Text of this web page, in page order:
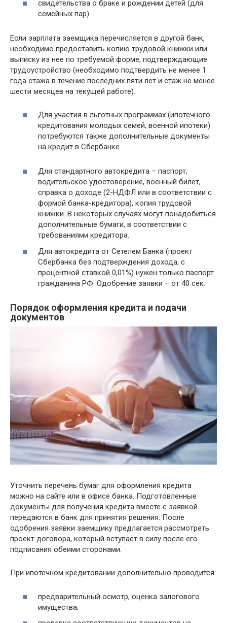
свидетельства о браке и рождении детей (для
семейных пар).
Если зарплата заемщика перечисляется в другой банк,
необходимо предоставить копию трудовой книжки или
выписку из нее по требуемой форме, подтверждающие
трудоустройство (необходимо подтвердить не менее 1
года стажа в течение последних пяти лет и стаж не менее
шести месяцев на текущей работе).
Для участия в льготных программах (ипотечного
кредитования молодых семей, военной ипотеки)
потребуются также дополнительные документы
на кредит в Сбербанке.
Для стандартного автокредита – паспорт,
водительское удостоверение, военный билет,
справка о доходе (2-НДФЛ или в соответствии с
формой банка-кредитора), копия трудовой
книжки. В некоторых случаях могут понадобиться
дополнительные бумаги, в соответствии с
требованиями кредитора.
Для автокредита от Сетелем Банка (проект
Сбербанка без подтверждения дохода, с
процентной ставкой 0,01%) нужен только паспорт
гражданина РФ. Одобрение заявки – от 40 сек.
Порядок оформления кредита и подачи
документов
Уточнить перечень бумаг для оформления кредита
можно на сайте или в офисе банка. Подготовленные
документы для получения кредита вместе с заявкой
передаются в банк для принятия решения. После
одобрения заявки заемщику предлагается рассмотреть
проект договора, который вступает в силу после его
подписания обеими сторонами.
При ипотечном кредитовании дополнительно проводится:
предварительный осмотр, оценка залогового
имущества;